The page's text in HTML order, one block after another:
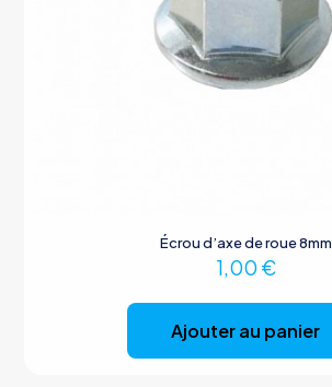
Écrou d’axe de roue 8mm
1,00 €
Ajouter au panier